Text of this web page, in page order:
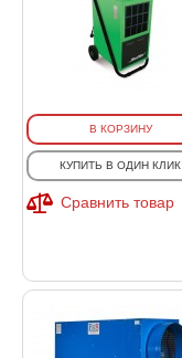
В КОРЗИНУ
КУПИТЬ В ОДИН КЛИК
Сравнить товар